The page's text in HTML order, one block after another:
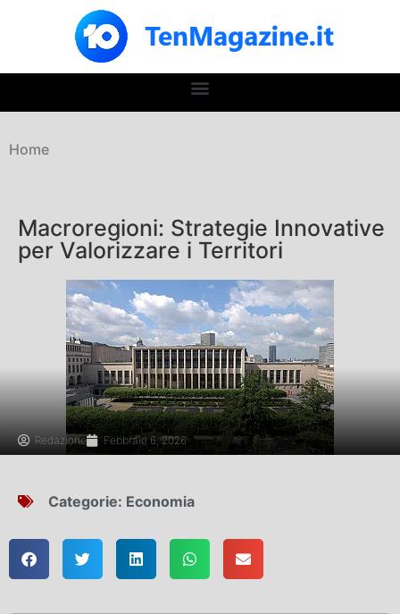
Home
Macroregioni: Strategie Innovative
per Valorizzare i Territori
Redazione Febbraio 6, 2026
Categorie: Economia